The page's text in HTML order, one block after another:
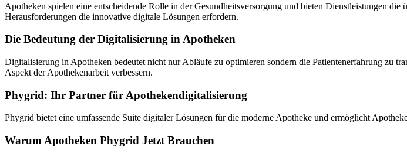
Apotheken spielen eine entscheidende Rolle in der Gesundheitsversorgung und bieten Dienstleistungen
Herausforderungen die innovative digitale Lösungen erfordern.
Die Bedeutung der Digitalisierung in Apotheken
Digitalisierung in Apotheken bedeutet nicht nur Abläufe zu optimieren sondern die Patientenerfahrung zu
Aspekt der Apothekenarbeit verbessern.
Phygrid: Ihr Partner für Apothekendigitalisierung
Phygrid bietet eine umfassende Suite digitaler Lösungen für die moderne Apotheke und ermöglicht
Warum Apotheken Phygrid Jetzt Brauchen